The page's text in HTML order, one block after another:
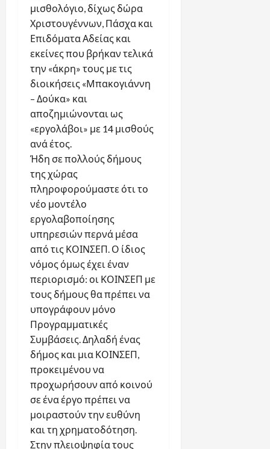
μισθολόγιο, δίχως δώρα
Χριστουγέννων, Πάσχα και
Επιδόματα Αδείας και
εκείνες που βρήκαν τελικά
την «άκρη» τους με τις
διοικήσεις «Μπακογιάννη
– Δούκα» και
αποζημιώνονται ως
«εργολάβοι» με 14 μισθούς
ανά έτος.
Ήδη σε πολλούς δήμους
της χώρας
πληροφορούμαστε ότι το
νέο μοντέλο
εργολαβοποίησης
υπηρεσιών περνά μέσα
από τις ΚΟΙΝΣΕΠ. Ο ίδιος
νόμος όμως έχει έναν
περιορισμό: οι ΚΟΙΝΣΕΠ με
τους δήμους θα πρέπει να
υπογράφουν μόνο
Προγραμματικές
Συμβάσεις. Δηλαδή ένας
δήμος και μια ΚΟΙΝΣΕΠ,
προκειμένου να
προχωρήσουν από κοινού
σε ένα έργο πρέπει να
μοιραστούν την ευθύνη
και τη χρηματοδότηση.
Στην πλειοψηφία τους